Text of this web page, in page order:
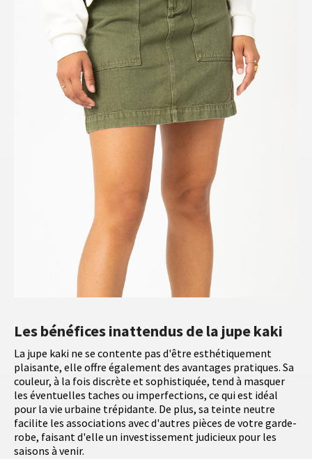
Les bénéfices inattendus de la jupe kaki
La jupe kaki ne se contente pas d'être esthétiquement
plaisante, elle offre également des avantages pratiques. Sa
couleur, à la fois discrète et sophistiquée, tend à masquer
les éventuelles taches ou imperfections, ce qui est idéal
pour la vie urbaine trépidante. De plus, sa teinte neutre
facilite les associations avec d'autres pièces de votre garde-
robe, faisant d'elle un investissement judicieux pour les
saisons à venir.